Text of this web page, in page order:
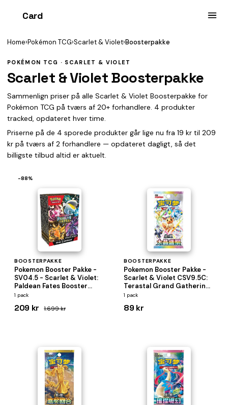
Card
Home›Pokémon TCG›Scarlet & Violet›Boosterpakke
POKÉMON TCG · SCARLET & VIOLET
Scarlet & Violet Boosterpakke
Sammenlign priser på alle Scarlet & Violet Boosterpakke for
Pokémon TCG på tværs af 20+ forhandlere. 4 produkter
tracked, opdateret hver time.
Priserne på de 4 sporede produkter går lige nu fra 19 kr til 209
kr på tværs af 2 forhandlere — opdateret dagligt, så det
billigste tilbud altid er aktuelt.
−88%
BOOSTERPAKKE
Pokemon Booster Pakke -
SV04.5 - Scarlet & Violet:
Paldean Fates Booster
Pack Bundle (Box med 6
1 pack
209 kr 1.699 kr
BOOSTERPAKKE
Pokemon Booster Pakke -
Scarlet & Violet CSV9.5C:
Terastal Grand Gathering
*KINESISK/CHINESE*
1 pack
89 kr